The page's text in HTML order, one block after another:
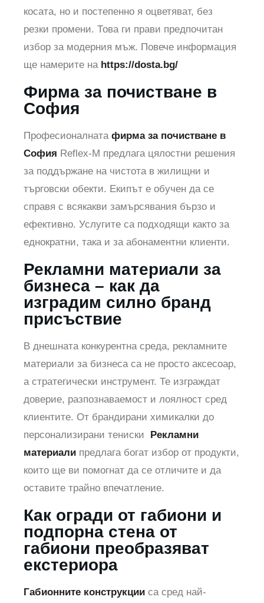
косата, но и постепенно я оцветяват, без
резки промени. Това ги прави предпочитан
избор за модерния мъж. Повече информация
ще намерите на https://dosta.bg/
Фирма за почистване в
София
Професионалната фирма за почистване в
София Reflex-M предлага цялостни решения
за поддържане на чистота в жилищни и
търговски обекти. Екипът е обучен да се
справя с всякакви замърсявания бързо и
ефективно. Услугите са подходящи както за
еднократни, така и за абонаментни клиенти.
Рекламни материали за
бизнеса – как да
изградим силно бранд
присъствие
В днешната конкурентна среда, рекламните
материали за бизнеса са не просто аксесоар,
а стратегически инструмент. Те изграждат
доверие, разпознаваемост и лоялност сред
клиентите. От брандирани химикалки до
персонализирани тениски Рекламни
материали предлага богат избор от продукти,
които ще ви помогнат да се отличите и да
оставите трайно впечатление.
Как огради от габиони и
подпорна стена от
габиони преобразяват
екстериора
Габионните конструкции са сред най-